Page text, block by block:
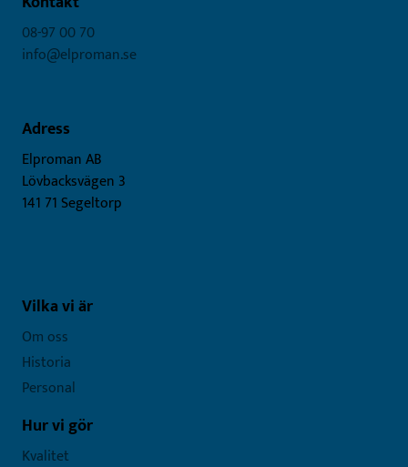
08-97 00 70
info@elproman.se
Adress
Elproman AB
Lövbacksvägen 3
141 71 Segeltorp
Vilka vi är
Om oss
Historia
Personal
Hur vi gör
Kvalitet